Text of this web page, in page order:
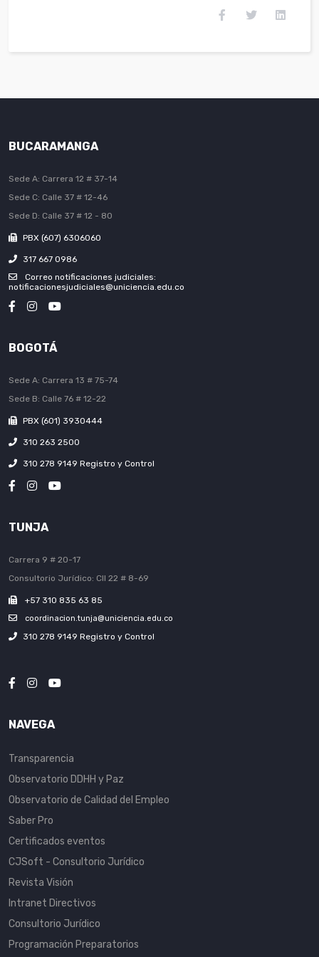
BUCARAMANGA
Sede A: Carrera 12 # 37-14
Sede C: Calle 37 # 12-46
Sede D: Calle 37 # 12 - 80
PBX (607) 6306060
317 667 0986
Correo notificaciones judiciales:
notificacionesjudiciales@uniciencia.edu.co
BOGOTÁ
Sede A: Carrera 13 # 75-74
Sede B: Calle 76 # 12-22
PBX (601) 3930444
310 263 2500
310 278 9149 Registro y Control
TUNJA
Carrera 9 # 20-17
Consultorio Jurídico: Cll 22 # 8-69
+57 310 835 63 85
coordinacion.tunja@uniciencia.edu.co
310 278 9149 Registro y Control
NAVEGA
Transparencia
Observatorio DDHH y Paz
Observatorio de Calidad del Empleo
Saber Pro
Certificados eventos
CJSoft - Consultorio Jurídico
Revista Visión
Intranet Directivos
Consultorio Jurídico
Programación Preparatorios